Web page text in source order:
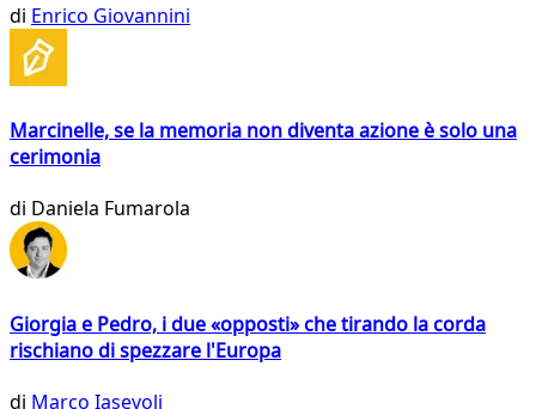
di Enrico Giovannini
Marcinelle, se la memoria non diventa azione è solo una
cerimonia
di Daniela Fumarola
Giorgia e Pedro, i due «opposti» che tirando la corda
rischiano di spezzare l'Europa
di Marco Iasevoli